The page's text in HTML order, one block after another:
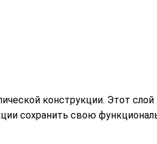
конструкции. Этот
сохранить свою